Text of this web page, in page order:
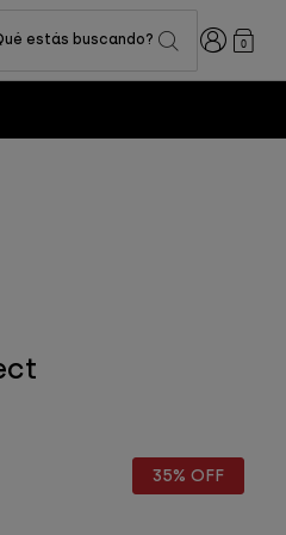
estás buscando? Iniciar0
35% OFF